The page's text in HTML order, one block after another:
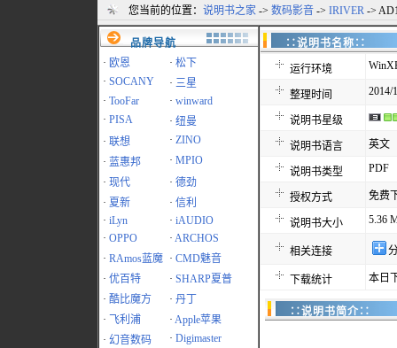
您当前的位置： 说明书之家 -> 数码影音 -> IRIVER ->
品牌导航
· 欧恩 · 松下
· SOCANY · 三星
· TooFar · winward
· PISA · 纽曼
· 联想 · ZINO
· 蓝惠邦 · MPIO
· 现代 · 德劲
· 夏新 · 信利
· iLyn · iAUDIO
· OPPO · ARCHOS
· RAmos蓝魔 · CMD魅音
· 优百特 · SHARP夏普
· 酷比魔方 · 丹丁
·
飞利浦 · Apple苹果
· 幻音数码 · Digimaster
∷说明书名
运行环境
整理时间 2014/
说明书星级
说明书语言 英文
说明书类型 PDF
授权方式 免费
说明书大小 5.36
相关连接
下载统计 本日
∷说明书简介∷